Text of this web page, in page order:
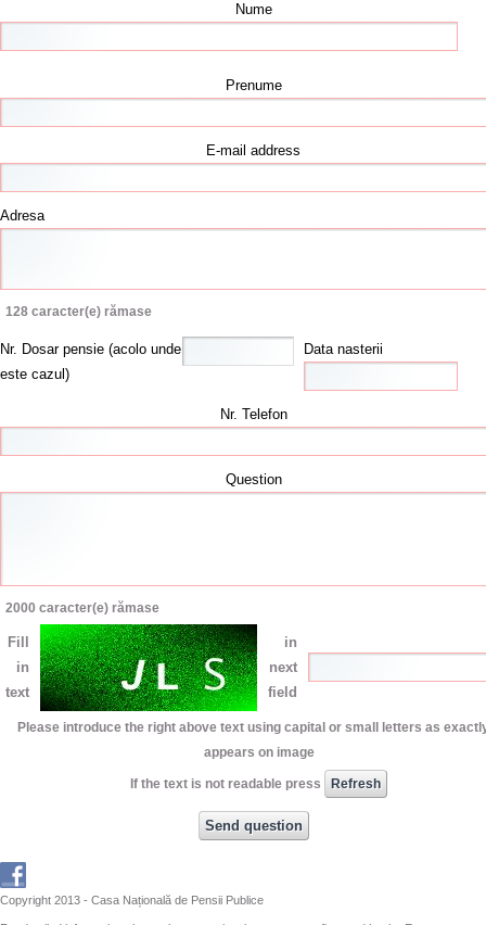
Nume
Prenume
E-mail address
Adresa
128 caracter(e) rămase
Nr. Dosar pensie (acolo unde
este cazul)
Data nasterii
Nr. Telefon
Question
2000 caracter(e) rămase
Fill
in
text
in
next
field
Please introduce the right above text using capital or small letters as
appears on image
If the text is not readable press
Copyright 2013 - Casa Națională de Pensii Publice